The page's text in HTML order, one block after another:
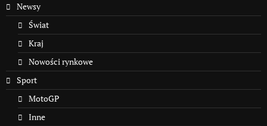
Newsy
Świat
Kraj
Nowości rynkowe
Sport
MotoGP
Inne